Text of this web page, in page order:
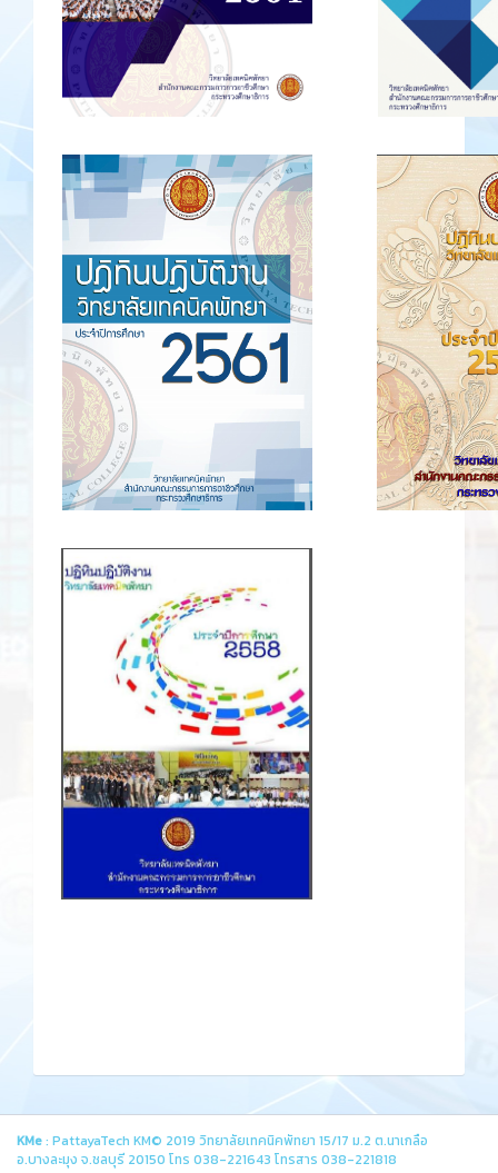
KMe: PattayaTech KM© 2019 วิทยาลัยเทคนิคพัทยา 15/17 ม.2 ต.นาเกลือ
อ.บางละมุง จ.ชลบุรี 20150 โทร 038-221643 โทรสาร 038-221818